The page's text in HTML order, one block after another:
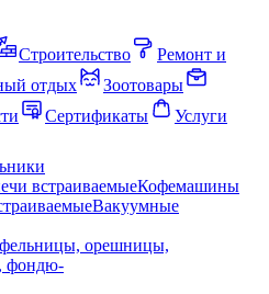
Строительство
Ремонт и
отдых
Зоотовары
Сертификаты
Услуги
встраиваемыеКофемашины
Вакуумные
орешницы,
фондю-